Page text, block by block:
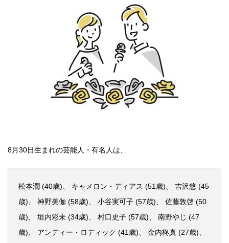
8月30日生まれの芸能人・有名人は、
松本潤 (40歳)、 キャメロン・ディアス (51歳)、 吉沢悠 (45
歳)、 神野美伽 (58歳)、 小谷実可子 (57歳)、 佐藤敦啓 (50
歳)、 垣内彩未 (34歳)、 村口史子 (57歳)、 南野やじ (47
歳)、 アンディー・ロディック (41歳)、 金内柊真 (27歳)、